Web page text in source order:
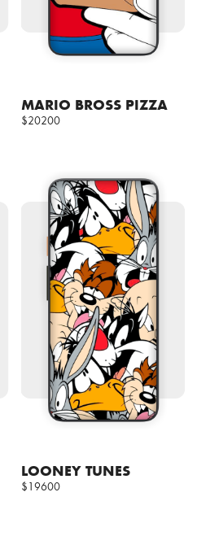
MARIO BROSS PIZZA
$20200
LOONEY TUNES
$19600